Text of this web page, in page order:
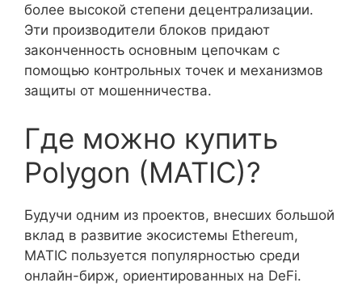
более высокой степени децентрализации.
Эти производители блоков придают
законченность основным цепочкам с
помощью контрольных точек и механизмов
защиты от мошенничества.
Где можно купить
Polygon (MATIC)?
Будучи одним из проектов, внесших большой
вклад в развитие экосистемы Ethereum,
MATIC пользуется популярностью среди
онлайн-бирж, ориентированных на DeFi.